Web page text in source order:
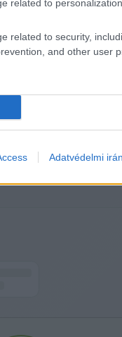
related to personalization.
related to security,
and other user
Adatvédelmi